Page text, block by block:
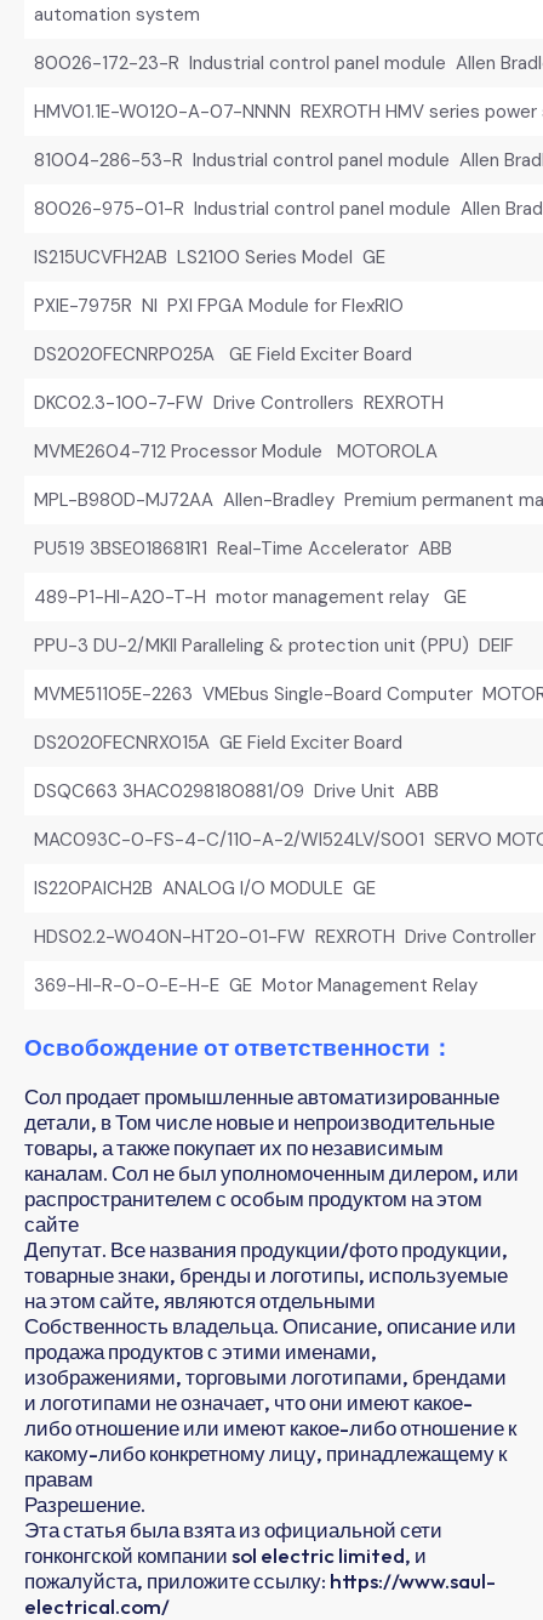
automation system
80026-172-23-R Industrial control panel module Allen
HMV01.1E-W0120-A-07-NNNN REXROTH HMV series
81004-286-53-R Industrial control panel module Allen
80026-975-01-R Industrial control panel module Allen
IS215UCVFH2AB LS2100 Series Model GE
PXIE-7975R NI PXI FPGA Module for FlexRIO
DS2020FECNRP025A GE Field Exciter Board
DKC02.3-100-7-FW Drive Controllers REXROTH
MVME2604-712 Processor Module MOTOROLA
MPL-B980D-MJ72AA Allen-Bradley Premium permanent
PU519 3BSE018681R1 Real-Time Accelerator ABB
489-P1-HI-A20-T-H motor management relay GE
PPU-3 DU-2/MKII Paralleling & protection unit (PPU) DEIF
MVME51105E-2263 VMEbus Single-Board Computer
DS2020FECNRX015A GE Field Exciter Board
DSQC663 3HAC0298180881/09 Drive Unit ABB
MAC093C-0-FS-4-C/110-A-2/WI524LV/S001 SERVO
IS220PAICH2B ANALOG I/O MODULE GE
HDS02.2-W040N-HT20-01-FW REXROTH Drive Controller
369-HI-R-0-0-E-H-E GE Motor Management Relay
Освобождение от ответственности：
Сол продает промышленные автоматизированные
детали, в Том числе новые и непроизводительные
товары, а также покупает их по независимым
каналам. Сол не был уполномоченным дилером, или
распространителем с особым продуктом на этом
сайте
Депутат. Все названия продукции/фото продукции,
товарные знаки, бренды и логотипы, используемые
на этом сайте, являются отдельными
Собственность владельца. Описание, описание или
продажа продуктов с этими именами,
изображениями, торговыми логотипами, брендами
и логотипами не означает, что они имеют какое-
либо отношение или имеют какое-либо отношение к
какому-либо конкретному лицу, принадлежащему к
правам
Разрешение.
Эта статья была взята из официальной сети
гонконгской компании sol electric limited, и
пожалуйста, приложите ссылку: https://www.saul-
electrical.com/